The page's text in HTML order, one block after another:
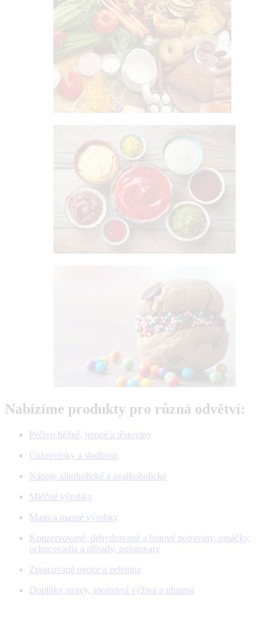
Nabízíme produkty pro různá odvětví:
Pečivo běžné, jemné a těstoviny
Cukrovinky a sladkosti
Nápoje alkoholické a nealkoholické
Mléčné výrobky
Maso a masné výrobky
Konzervované, dehydrované a hotové potraviny, omáčky,
ochucovadla a přísady, polotovary
Zpracované ovoce a zelenina
Doplňky stravy, sportovní výživa a pharma